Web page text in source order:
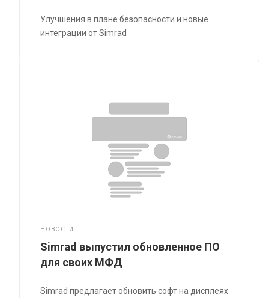
Улучшения в плане безопасности и новые
интеграции от Simrad
НОВОСТИ
Simrad выпустил обновленное ПО
для своих МФД
Simrad предлагает обновить софт на дисплеях